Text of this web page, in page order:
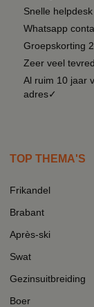
Snelle
Whatsapp
Groepskorting
Zeer veel
Al ruim 10 jaar
adres✓
TOP THEMA'S
Frikandel
Brabant
Après-ski
Swat
Gezinsuitbreiding
Boer